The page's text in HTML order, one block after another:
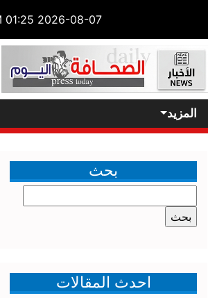
2026-08-07 01:25 PM
المزيد
بحث
عن:
احدث المقالات